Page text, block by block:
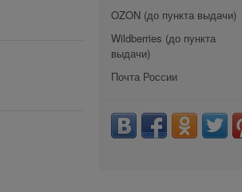
OZON (до пункта выдачи)
Wildberries (до пункта
выдачи)
Почта России